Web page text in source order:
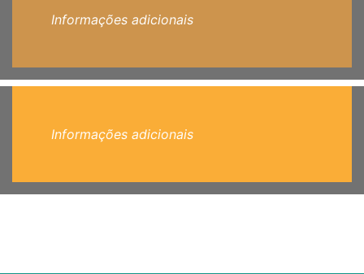
Informações adicionais
Informações adicionais